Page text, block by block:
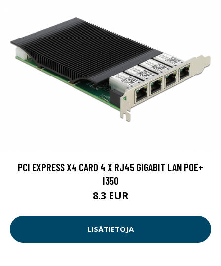
PCI EXPRESS X4 CARD 4 X RJ45 GIGABIT LAN POE+
I350
8.3 EUR
LISÄTIETOJA